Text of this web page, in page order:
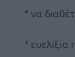
* να
*